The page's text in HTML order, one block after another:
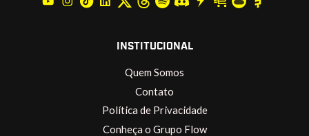
INSTITUCIONAL
Quem Somos
Contato
Política de Privacidade
Conheça o Grupo Flow